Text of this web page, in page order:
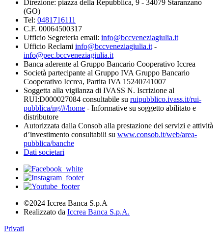
Direzione: piazza della Repubblica, 9 - 34079 Staranzano
(GO)
Tel: 0481716111
C.F. 00064500317
Ufficio Segreteria email: info@bccveneziagiulia.it
Ufficio Reclami info@bccveneziagiulia.it -
info@pec.bccveneziagiulia.it
Banca aderente al Gruppo Bancario Cooperativo Iccrea
Società partecipante al Gruppo IVA Gruppo Bancario
Cooperativo Iccrea, Partita IVA 15240741007
Soggetta alla vigilanza di IVASS N. Iscrizione al
RUI:D000027084 consultabile su ruipubblico.ivass.it/rui-
pubblica/ng/#/home - Informative su soggetto abilitato e
distributore
Autorizzata dalla Consob alla prestazione dei servizi e attività
d’investimento consultabili su www.consob.it/web/area-
pubblica/banche
Dati societari
©2024 Iccrea Banca S.p.A
Realizzato da Iccrea Banca S.p.A.
Privati